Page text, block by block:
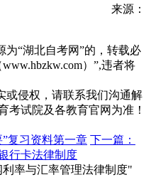
来源：
为“湖北自考网”的，转载必
）”,违者将
或侵权，请联系我们沟通解
考试院及各教育官网为准！
”复习资料第一章 下一篇：
行卡法律制度
率与汇率管理法律制度"